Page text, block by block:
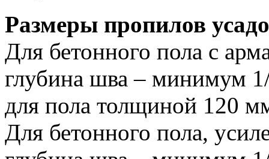
Размеры пропилов
Для бетонного пола с
глубина шва – минимум
для пола толщиной 120
Для бетонного пола,